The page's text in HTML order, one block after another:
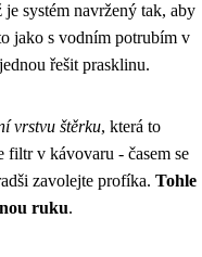
systém navržený tak, aby
jako s vodním potrubím v
řešit prasklinu.
vrstvu štěrku, která to
filtr v kávovaru - časem se
zavolejte profíka. Tohle
ruku.